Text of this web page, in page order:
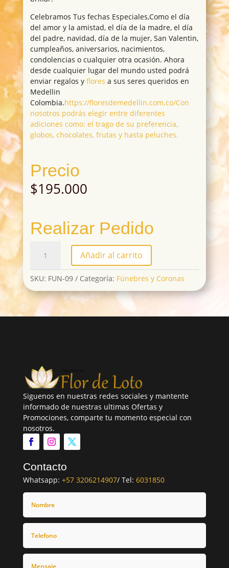
Celebramos Tus fechas Especiales,Como el día
del amor y la amistad, el día de la madre, el día
del padre, navidad, día de la mujer, San Valentin,
cumpleaños, aniversarios, nacimientos,
condolencias o cualquier otra ocasión. Ahora
desde cualquier lugar del mundo usted podrá
enviar regalos y flores a sus seres queridos en
Medellin
Colombia.https://floresdemedellin.com.co/Con
nosotros podrás elegir entre diferentes
adiciones como: el trago de su preferencia,
globos, chocolates, frutas y hasta peluches.
Precio
$195.000
Realizar Pedido
cantidad
Añadir al carrito
SKU: FUN-09 Categoría: Fúnebres y Coronas
Siguenos en nuestras redes sociales y mantente
informado de nuestras ultimas Ofertas y
Promociones, comparte tu momento especial con
nosotros.
Contacto
Whatsapp: +57 3206214907/ Tel: 6031850